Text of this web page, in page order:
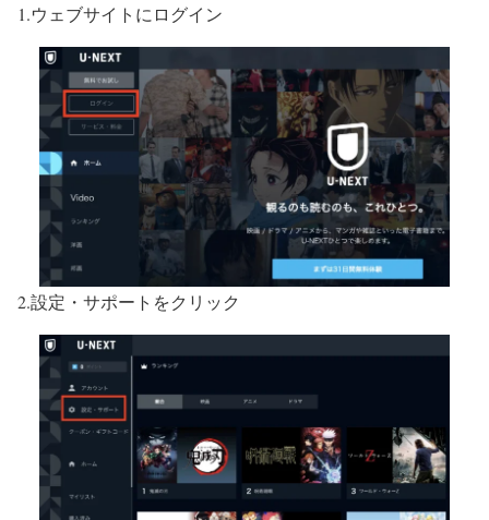
1.ウェブサイトにログイン
2.設定・サポートをクリック